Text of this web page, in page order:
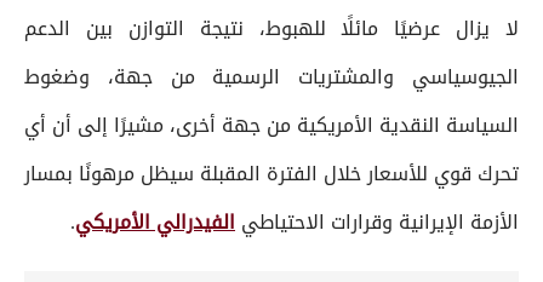
لا يزال عرضيًا مائلًا للهبوط، نتيجة التوازن بين الدعم
الجيوسياسي والمشتريات الرسمية من جهة، وضغوط
السياسة النقدية الأمريكية من جهة أخرى، مشيرًا إلى أن أي
تحرك قوي للأسعار خلال الفترة المقبلة سيظل مرهونًا بمسار
الأزمة الإيرانية وقرارات الاحتياطيالفيدرالي الأمريكي.